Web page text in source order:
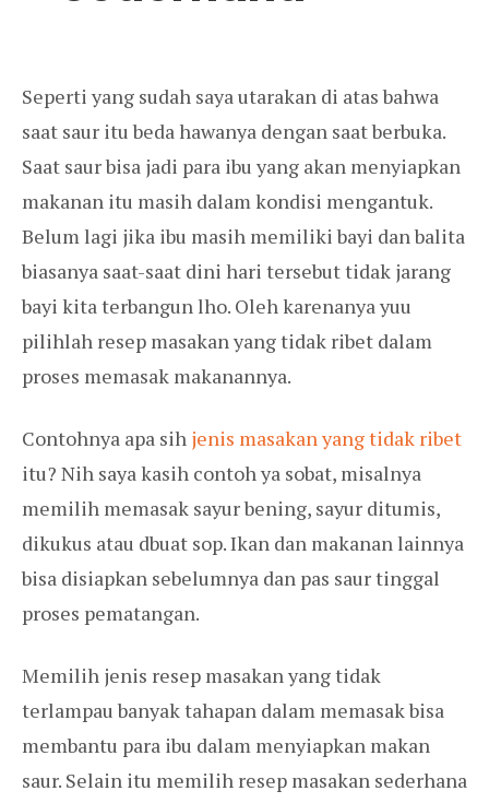
Seperti yang sudah saya utarakan di atas bahwa
saat saur itu beda hawanya dengan saat berbuka.
Saat saur bisa jadi para ibu yang akan menyiapkan
makanan itu masih dalam kondisi mengantuk.
Belum lagi jika ibu masih memiliki bayi dan balita
biasanya saat-saat dini hari tersebut tidak jarang
bayi kita terbangun lho. Oleh karenanya yuu
pilihlah resep masakan yang tidak ribet dalam
proses memasak makanannya.
Contohnya apa sih jenis masakan yang tidak ribet
itu? Nih saya kasih contoh ya sobat, misalnya
memilih memasak sayur bening, sayur ditumis,
dikukus atau dbuat sop. Ikan dan makanan lainnya
bisa disiapkan sebelumnya dan pas saur tinggal
proses pematangan.
Memilih jenis resep masakan yang tidak
terlampau banyak tahapan dalam memasak bisa
membantu para ibu dalam menyiapkan makan
saur. Selain itu memilih resep masakan sederhana